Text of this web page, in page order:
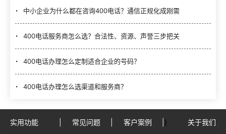
中小企业为什么都在咨询400电话？通信正规化成刚需
400电话服务商怎么选？合法性、资源、声誉三步把关
400电话办理怎么定制适合企业的号码？
400电话办理怎么选渠道和服务商？
实用功能 常见问题 客户案例 } 关于我们